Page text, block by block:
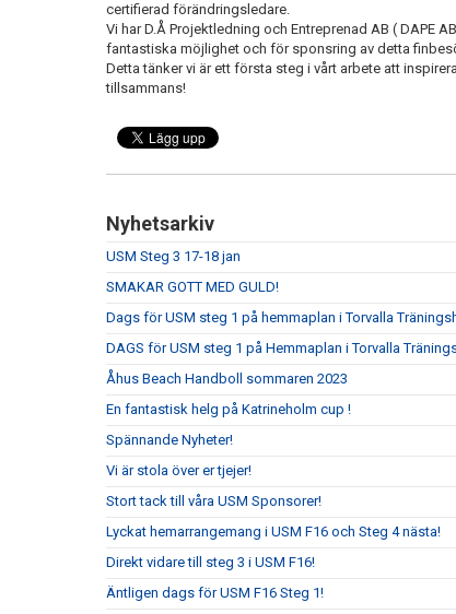
certifierad förändringsledare.
Vi har D.Å Projektledning och Entreprenad AB ( DAPE
fantastiska möjlighet och för sponsring av detta
Detta tänker vi är ett första steg i vårt arbete att
tillsammans!
Nyhetsarkiv
USM Steg 3 17-18 jan
SMAKAR GOTT MED GULD!
Dags för USM steg 1 på hemmaplan i Torvalla
DAGS för USM steg 1 på Hemmaplan i Torvalla
Åhus Beach Handboll sommaren 2023
En fantastisk helg på Katrineholm cup !
Spännande Nyheter!
Vi är stola över er tjejer!
Stort tack till våra USM Sponsorer!
Lyckat hemarrangemang i USM F16 och Steg 4 nästa!
Direkt vidare till steg 3 i USM F16!
Äntligen dags för USM F16 Steg 1!